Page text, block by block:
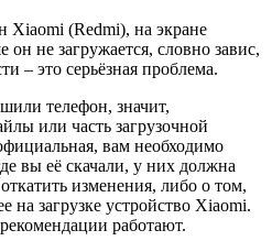
(Redmi), на экране
не загружается, словно завис,
– это серьёзная проблема.
телефон, значит,
или часть загрузочной
вам необходимо
вы её скачали, у них должна
изменения, либо о том,
на загрузке устройство Xiaomi.
работают.